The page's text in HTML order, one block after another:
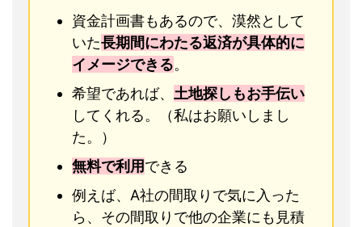
資金計画書もあるので、漠然として
いた長期間にわたる返済が具体的に
イメージできる。
希望であれば、 土地探しもお手伝い
してくれる。（私はお願いしまし
た。）
無料で利用できる
例えば、A社の間取りで気に入った
ら、その間取りで他の企業にも見積